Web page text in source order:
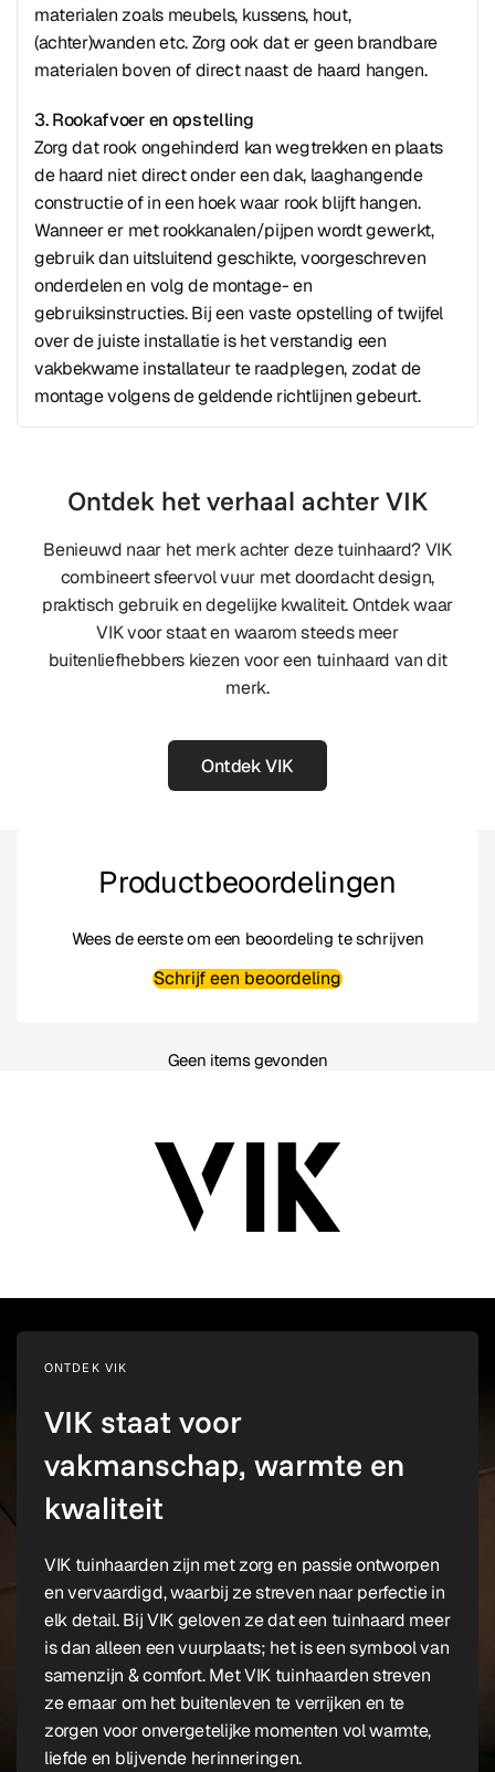
materialen zoals meubels, kussens, hout,
(achter)wanden etc. Zorg ook dat er geen brandbare
materialen boven of direct naast de haard hangen.
3. Rookafvoer en opstelling
Zorg dat rook ongehinderd kan wegtrekken en plaats
de haard niet direct onder een dak, laaghangende
constructie of in een hoek waar rook blijft hangen.
Wanneer er met rookkanalen/pijpen wordt gewerkt,
gebruik dan uitsluitend geschikte, voorgeschreven
onderdelen en volg de montage- en
gebruiksinstructies. Bij een vaste opstelling of twijfel
over de juiste installatie is het verstandig een
vakbekwame installateur te raadplegen, zodat de
montage volgens de geldende richtlijnen gebeurt.
Ontdek het verhaal achter VIK
Benieuwd naar het merk achter deze tuinhaard? VIK
combineert sfeervol vuur met doordacht design,
praktisch gebruik en degelijke kwaliteit. Ontdek waar
VIK voor staat en waarom steeds meer
buitenliefhebbers kiezen voor een tuinhaard van dit
merk.
Ontdek VIK
Productbeoordelingen
Wees de eerste om een beoordeling te schrijven
Schrijf een beoordeling
Geen items gevonden
ONTDEK VIK
VIK staat voor
vakmanschap, warmte en
kwaliteit
VIK tuinhaarden zijn met zorg en passie ontworpen
en vervaardigd, waarbij ze streven naar perfectie in
elk detail. Bij VIK geloven ze dat een tuinhaard meer
is dan alleen een vuurplaats; het is een symbool van
samenzijn & comfort. Met VIK tuinhaarden streven
ze ernaar om het buitenleven te verrijken en te
zorgen voor onvergetelijke momenten vol warmte,
liefde en blijvende herinneringen.